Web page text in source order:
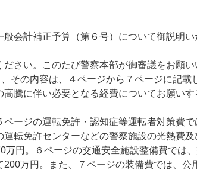
会計補正予算（第６号）について御説明い
さい。このたび警察本部が御審議をお願い
その内容は、４ページから７ページに記載
騰に伴い必要となる経費についてお願いす
ージの運転免許・認知症等運転者対策費で
転免許センターなどの警察施設の光熱費及
万円。６ページの交通安全施設整備費では
万円。また、７ページの装備費では、公